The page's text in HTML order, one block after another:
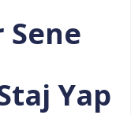
Sene
Yap